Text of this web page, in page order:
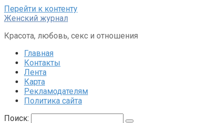
Перейти к контенту
Женский журнал
Красота, любовь, секс и отношения
Главная
Контакты
Лента
Карта
Рекламодателям
Политика сайта
Поиск: